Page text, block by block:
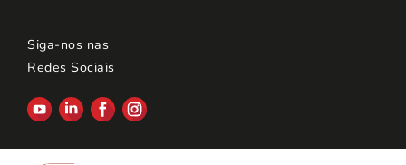
Siga-nos nas
Redes Sociais